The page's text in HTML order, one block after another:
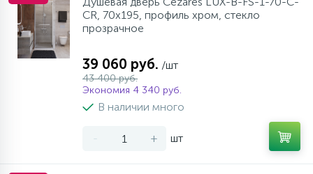
CR, 70х195, профиль хром, стекло
прозрачное
39 060 руб. /шт
43 400 руб.
Экономия 4 340 руб.
В наличии много
- + шт